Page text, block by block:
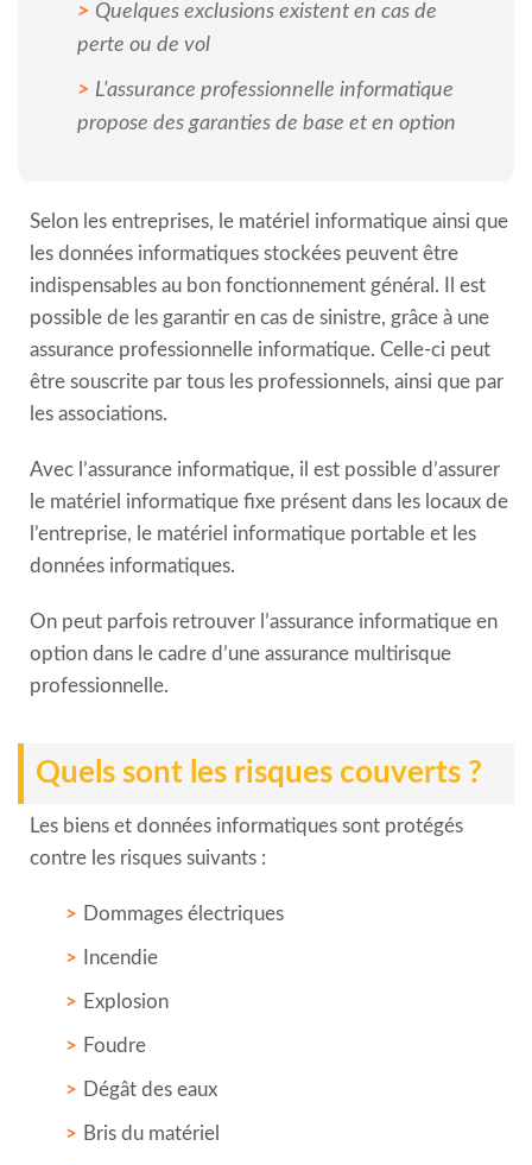
Quelques exclusions existent en cas de
perte ou de vol
L'assurance professionnelle informatique
propose des garanties de base et en option
Selon les entreprises, le matériel informatique ainsi que
les données informatiques stockées peuvent être
indispensables au bon fonctionnement général. Il est
possible de les garantir en cas de sinistre, grâce à une
assurance professionnelle informatique. Celle-ci peut
être souscrite par tous les professionnels, ainsi que par
les associations.
Avec l’assurance informatique, il est possible d’assurer
le matériel informatique fixe présent dans les locaux de
l’entreprise, le matériel informatique portable et les
données informatiques.
On peut parfois retrouver l’assurance informatique en
option dans le cadre d’une assurance multirisque
professionnelle.
Quels sont les risques couverts ?
Les biens et données informatiques sont protégés
contre les risques suivants :
Dommages électriques
Incendie
Explosion
Foudre
Dégât des eaux
Bris du matériel